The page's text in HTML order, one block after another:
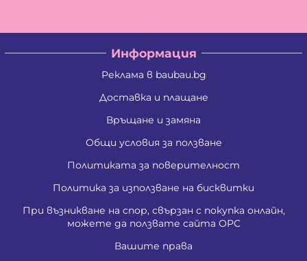
Информация
Реклама в baubau.bg
Доставка и плащане
Връщане и замяна
Общи условия за ползване
Политиката за поверителност
Политика за използване на бисквитки
При възникване на спор, свързан с покупка онлайн,
можете да ползвате сайта ОРС
Вашите права